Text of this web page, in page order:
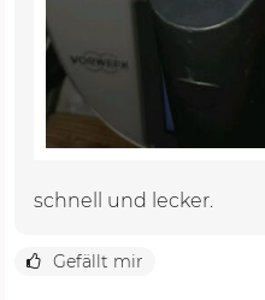
schnell und lecker.
Gefällt mir